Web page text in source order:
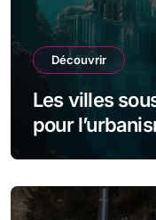
Découvrir
Les villes
pour